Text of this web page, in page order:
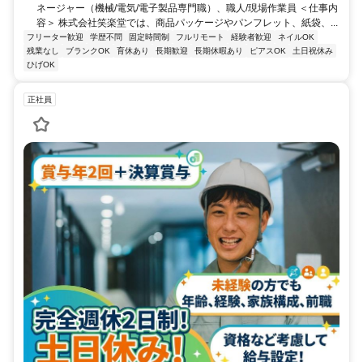
ネージャー（機械/電気/電子製品専門職）、職人/現場作業員 ＜仕事内
容＞ 株式会社笑楽堂では、商品パッケージやパンフレット、紙袋、...
フリーター歓迎 学歴不問 固定時間制 フルリモート 経験者歓迎
ネイルOK
残業なし
ブランクOK 育休あり 長期歓迎 長期休暇あり ピアスOK
土日祝休み
ひげOK
正社員